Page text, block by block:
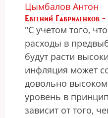
Цымбалов Антон
Евгений Гавриленков
"С учетом того,
расходы в
будут расти
инфляция может
довольно
уровень в
зависит от того,